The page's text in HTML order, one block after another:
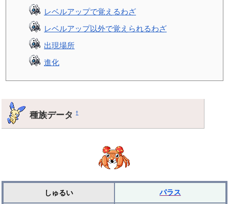
レベルアップで覚えるわざ
レベルアップ以外で覚えられるわざ
出現場所
進化
種族データ†
しゅるい パラス